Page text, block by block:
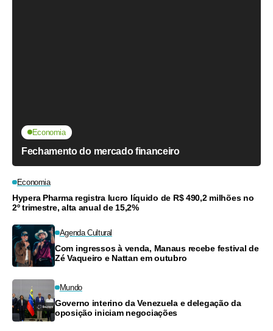
Economia
Fechamento do mercado financeiro
Economia
Hypera Pharma registra lucro líquido de R$ 490,2 milhões no
2º trimestre, alta anual de 15,2%
Agenda Cultural
Com ingressos à venda, Manaus recebe festival de
Zé Vaqueiro e Nattan em outubro
Mundo
Governo interino da Venezuela e delegação da
oposição iniciam negociações